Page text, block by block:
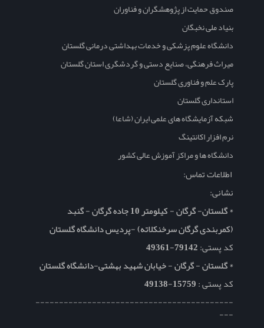
صندوق حمایت از پژوهشگران و فناوران
بنیاد ملی نخبگان
دانشگاه علوم پزشکی و خدمات بهداشتی درمانی گلستان
میراث فرهنگی، صنایع دستی و گردشگری استان گلستان
پارک علم و فناوری گلستان
استانداری گلستان
شبکه آزمایشگاه های علمی ایران (شاعا)
نرم افزار اکانتینگ
دانشگاه ها و مراکز آموزش عالی کشور
اطلاعات تماس:
نشانی:
* گلستان- گرگان - کیلومتر 10 جاده گرگان - گنبد
(کمربندی گرگان سرخنکلاته) -پردیس دانشگاه گلستان
کد پستی:79142-49361
* گلستان - گرگان - خیابان شهید بهشتی-دانشگاه گلستان
کد پستی :15759-49138
------------------------------------------
---